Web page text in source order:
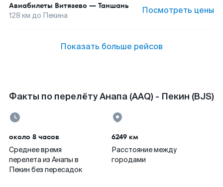
Авиабилеты Витязево — Таншань
128 км до Пекина Посмотреть цены
Показать больше рейсов
Факты по перелёту Анапа (AAQ) - Пекин (BJS)
около 8 часов
Среднее время
перелета из Анапы в
Пекин без пересадок
6249 км
Расстояние между
городами